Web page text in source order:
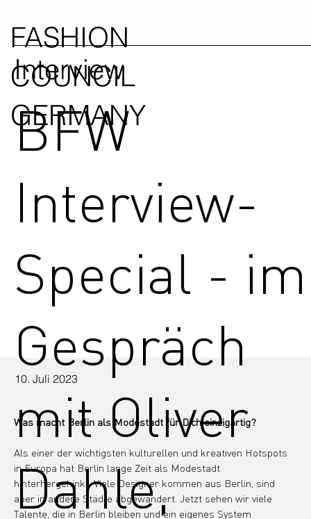
FASHION
COUNCIL
GERMANY
10. Juli 2023
Was macht Berlin als Modestadt für Dich einzigartig?
Als einer der wichtigsten kulturellen und kreativen Hotspots
in Europa hat Berlin lange Zeit als Modestadt
hinterhergehinkt. Viele Designer kommen aus Berlin, sind
aber in andere Städte abgewandert. Jetzt sehen wir viele
Talente, die in Berlin bleiben und ein eigenes System
Interview
BFW
Interview-
Special - im
Gespräch
mit Oliver
Dahle,